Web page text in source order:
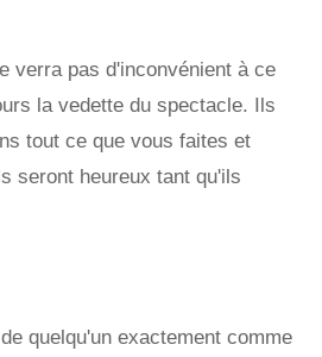
verra pas d'inconvénient à ce
la vedette du spectacle. Ils
tout ce que vous faites et
seront heureux tant qu'ils
quelqu'un exactement comme